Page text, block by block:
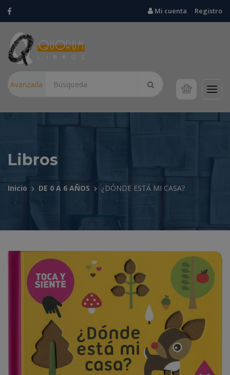
Mi cuenta Registro
Avanzada
Libros
Inicio DE 0 A 6 AÑOS ¿DÓNDE ESTÁ MI CASA?